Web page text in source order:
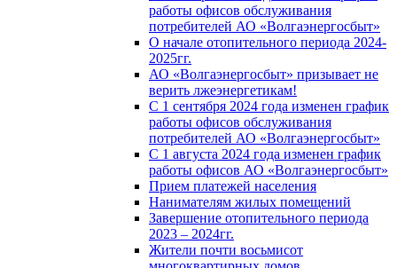
работы офисов обслуживания
потребителей АО «Волгаэнергосбыт»
О начале отопительного периода 2024-
2025гг.
АО «Волгаэнергосбыт» призывает не
верить лжеэнергетикам!
С 1 сентября 2024 года изменен график
работы офисов обслуживания
потребителей АО «Волгаэнергосбыт»
С 1 августа 2024 года изменен график
работы офисов АО «Волгаэнергосбыт»
Прием платежей населения
Нанимателям жилых помещений
Завершение отопительного периода
2023 – 2024гг.
Жители почти восьмисот